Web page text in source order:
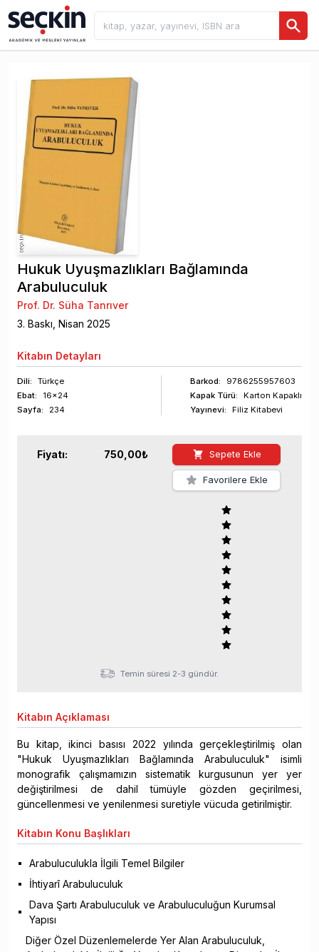
Hukuk Uyuşmazlıkları Bağlamında
Arabuluculuk
Prof. Dr. Süha Tanrıver
3. Baskı, Nisan 2025
Kitabın Detayları
Dili:
Türkçe
Ebat:
16x24
Sayfa: 234
Barkod:
9786255957603
Kapak Türü:
Karton Kapaklı
Yayınevi:
Filiz Kitabevi
Fiyatı: 750,00₺ Sepete Ekle
Favorilere Ekle
Temin süresi 2-3 gündür.
Kitabın Açıklaması
Bu kitap, ikinci basısı 2022 yılında gerçekleştirilmiş olan
"Hukuk Uyuşmazlıkları Bağlamında Arabuluculuk" isimli
monografik çalışmamızın sistematik kurgusunun yer yer
değiştirilmesi de dahil tümüyle gözden geçirilmesi,
güncellenmesi ve yenilenmesi suretiyle vücuda getirilmiştir.
Kitabın Konu Başlıkları
Arabuluculukla İlgili Temel Bilgiler
İhtiyarî Arabuluculuk
Dava Şartı Arabuluculuk ve Arabuluculuğun Kurumsal
Yapısı
Diğer Özel Düzenlemelerde Yer Alan Arabuluculuk,